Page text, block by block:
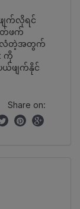
ျက်လိုရင်
တ်ဖက်
းလံတဲ့အတွက်
ကို
ယ်ဖျက်နိုင်
Share on: